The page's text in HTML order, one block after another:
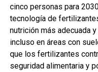
cinco personas para
tecnología de
nutrición más adecuada
incluso en áreas con
que los fertilizantes
seguridad alimentaria y